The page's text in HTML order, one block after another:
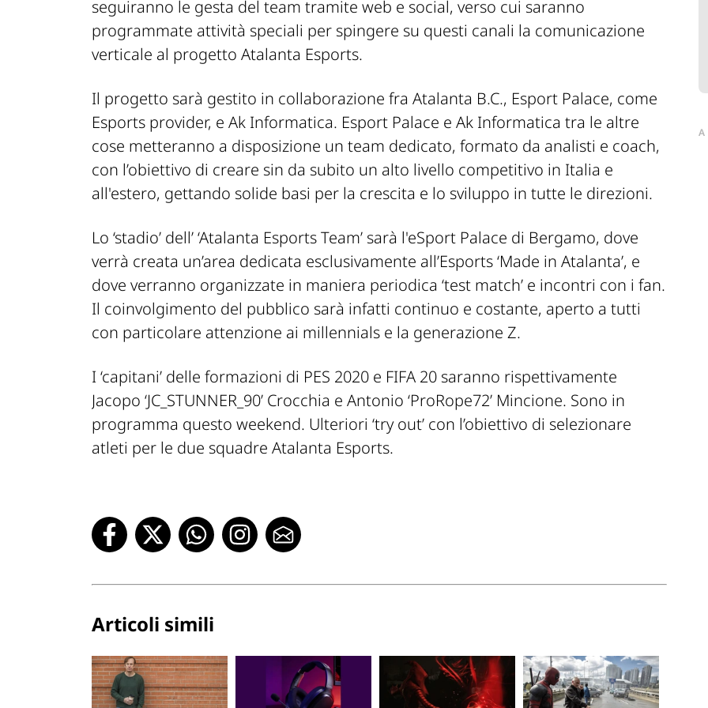
seguiranno le gesta del team tramite web e social, verso cui saranno
programmate attività speciali per spingere su questi canali la comunicazione
verticale al progetto Atalanta Esports.
Il progetto sarà gestito in collaborazione fra Atalanta B.C., Esport Palace, come
Esports provider, e Ak Informatica. Esport Palace e Ak Informatica tra le altre
cose metteranno a disposizione un team dedicato, formato da analisti e coach,
con l’obiettivo di creare sin da subito un alto livello competitivo in Italia e
all'estero, gettando solide basi per la crescita e lo sviluppo in tutte le direzioni.
Lo ‘stadio’ dell’ ‘Atalanta Esports Team’ sarà l'eSport Palace di Bergamo, dove
verrà creata un’area dedicata esclusivamente all’Esports ‘Made in Atalanta’, e
dove verranno organizzate in maniera periodica ‘test match’ e incontri con i fan.
Il coinvolgimento del pubblico sarà infatti continuo e costante, aperto a tutti
con particolare attenzione ai millennials e la generazione Z.
I ‘capitani’ delle formazioni di PES 2020 e FIFA 20 saranno rispettivamente
Jacopo ‘JC_STUNNER_90’ Crocchia e Antonio ‘ProRope72’ Mincione. Sono in
programma questo weekend. Ulteriori ‘try out’ con l’obiettivo di selezionare
atleti per le due squadre Atalanta Esports.
Articoli simili